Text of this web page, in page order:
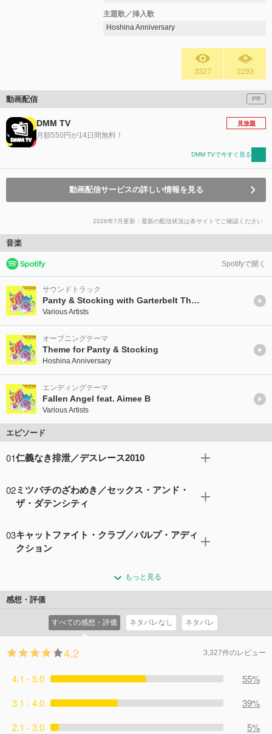
主題歌／挿入歌
Hoshina Anniversary
3327 2293
動画配信 PR
DMM TV
月額550円が14日間無料！
見放題
DMM TVで今すぐ見る
動画配信サービスの詳しい情報を見る
2026年7月更新：最新の配信状況は各サイトでご確認ください
音楽
Spotifyで開く
サウンドトラック
Panty & Stocking with Garterbelt The Original Soundtrack
Various Artists
オープニングテーマ
Theme for Panty & Stocking
Hoshina Anniversary
エンディングテーマ
Fallen Angel feat. Aimee B
Various Artists
エピソード
01仁義なき排泄／デスレース2010
れる怪事件が多発する。神父のガーターベルトはゴースト
を退治すべく天使姉妹のパンティ&ストッキングを現場に
インモラルモーテルでバイカー男と一発キメているパンテ
ィ。その頃、フリーウェイでは暴走する謎のスポーツカー
02ミツバチのざわめき／セックス・アンド・
ザ・ダテンシティ
けに起こる男子生徒の行方不明事件。学園長からの依頼で
パンスト姉妹は生徒として学園内に潜入捜査することに。
話】 セックス・アンド・ザ・ダテンシティ ダテンシティ
のセレブとしてもてはやされるパンスト姉妹。そんな二人
についに映画出演のオファーが。そのゴージャスな記者会
見の日にパンティから出た一言は、彼女たちのセレブ人生
をも揺るがしかねないスキャンダラスなものだった!
03キャットファイト・クラブ／パルプ・アディ
クション
がきっかけでパンティ&ストッキングの解散を宣言するパ
ンスト姉妹。そんな時、タイミング悪く天からゴースト退
日、大勢の若い兵士たちが衝動に突き動かされるまま丘を
目指し、命を落としてイった。時を同じくして、教会では
紙不足に頭を悩ませるガーターの姿があった…。
もっと見る
感想・評価
すべての感想・評価 ネタバレなし ネタバレ
4.2 3,327件のレビュー
4.1 - 5.0
55%
3.1 - 4.0
39%
2.1 - 3.0
5%